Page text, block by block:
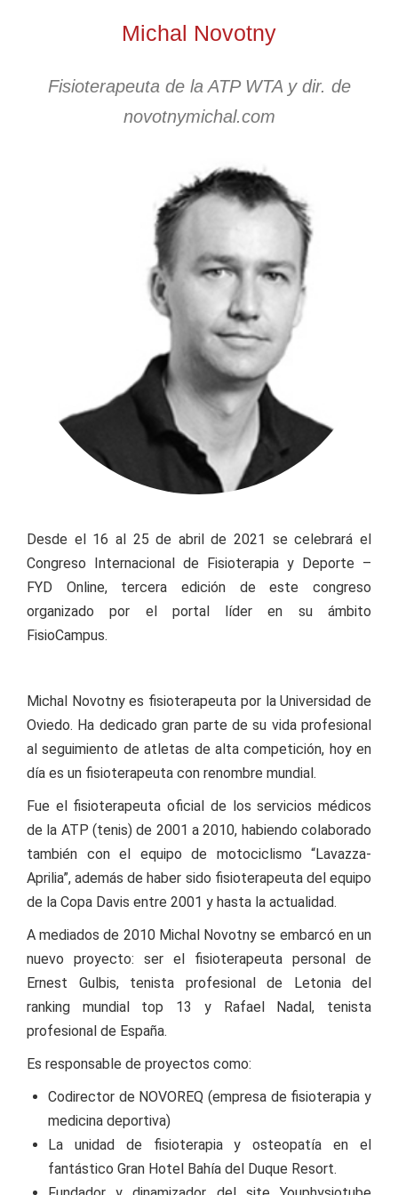
Michal Novotny
Fisioterapeuta de la ATP WTA y dir. de
novotnymichal.com
Desde el 16 al 25 de abril de 2021 se celebrará el
Congreso Internacional de Fisioterapia y Deporte –
FYD Online, tercera edición de este congreso
organizado por el portal líder en su ámbito
FisioCampus.
Michal Novotny es fisioterapeuta por la Universidad de
Oviedo. Ha dedicado gran parte de su vida profesional
al seguimiento de atletas de alta competición, hoy en
día es un fisioterapeuta con renombre mundial.
Fue el fisioterapeuta oficial de los servicios médicos
de la ATP (tenis) de 2001 a 2010, habiendo colaborado
también con el equipo de motociclismo “Lavazza-
Aprilia”, además de haber sido fisioterapeuta del equipo
de la Copa Davis entre 2001 y hasta la actualidad.
A mediados de 2010 Michal Novotny se embarcó en un
nuevo proyecto: ser el fisioterapeuta personal de
Ernest Gulbis, tenista profesional de Letonia del
ranking mundial top 13 y Rafael Nadal, tenista
profesional de España.
Es responsable de proyectos como:
Codirector de NOVOREQ (empresa de fisioterapia y
medicina deportiva)
La unidad de fisioterapia y osteopatía en el
fantástico Gran Hotel Bahía del Duque Resort.